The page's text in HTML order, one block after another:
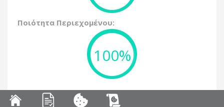
Ποιότητα Περιεχομένου:
100%